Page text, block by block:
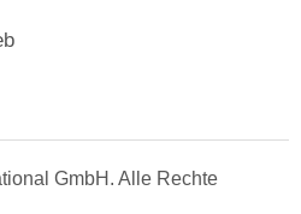
GmbH. Alle Rechte